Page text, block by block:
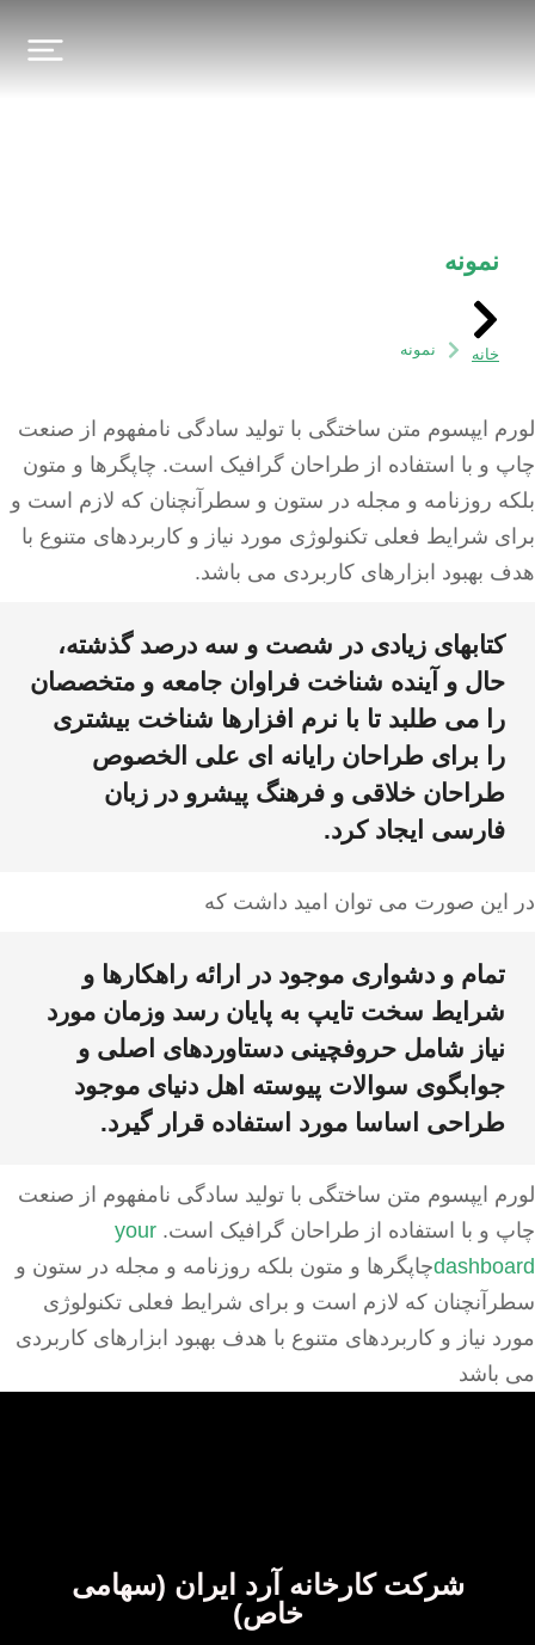
نمونه
شما اینجا هستید:
خانه نمونه
لورم ایپسوم متن ساختگی با تولید سادگی نامفهوم از صنعت
چاپ و با استفاده از طراحان گرافیک است. چاپگرها و متون
بلکه روزنامه و مجله در ستون و سطرآنچنان که لازم است و
برای شرایط فعلی تکنولوژی مورد نیاز و کاربردهای متنوع با
هدف بهبود ابزارهای کاربردی می باشد.
کتابهای زیادی در شصت و سه درصد گذشته،
حال و آینده شناخت فراوان جامعه و متخصصان
را می طلبد تا با نرم افزارها شناخت بیشتری
را برای طراحان رایانه ای علی الخصوص
طراحان خلاقی و فرهنگ پیشرو در زبان
فارسی ایجاد کرد.
در این صورت می توان امید داشت که
تمام و دشواری موجود در ارائه راهکارها و
شرایط سخت تایپ به پایان رسد وزمان مورد
نیاز شامل حروفچینی دستاوردهای اصلی و
جوابگوی سوالات پیوسته اهل دنیای موجود
طراحی اساسا مورد استفاده قرار گیرد.
لورم ایپسوم متن ساختگی با تولید سادگی نامفهوم از صنعت
چاپ و با استفاده از طراحان گرافیک است. your
dashboardچاپگرها و متون بلکه روزنامه و مجله در ستون و
سطرآنچنان که لازم است و برای شرایط فعلی تکنولوژی
مورد نیاز و کاربردهای متنوع با هدف بهبود ابزارهای کاربردی
می باشد
شرکت کارخانه آرد ایران (سهامی
خاص)